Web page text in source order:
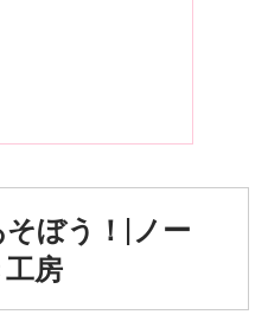
ぼう！|ノー
房